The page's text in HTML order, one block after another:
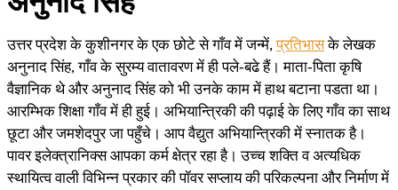
उत्तर प्रदेश के कुशीनगर के एक छोटे से गाँव में जन्में,प्रतिभासके लेखक
अनुनाद सिंह, गाँव के सुरम्य वातावरण में ही पले-बढे हैं। माता-पिता कृषि
वैज्ञानिक थे और अनुनाद सिंह को भी उनके काम में हाथ बटाना पडता था।
आरम्भिक शिक्षा गाँव में ही हुई। अभियान्त्रिकी की पढ़ाई के लिए गाँव का साथ
छूटा और जमशेदपुर जा पहुँचे। आप वैद्युत अभियान्त्रिकी में स्नातक है।
पावर इलेक्त्रानिक्स आपका कर्म क्षेत्र रहा है। उच्च शक्ति व अत्यधिक
स्थायित्व वाली विभिन्न प्रकार की पॉवर सप्लाय की परिकल्पना और निर्माण में